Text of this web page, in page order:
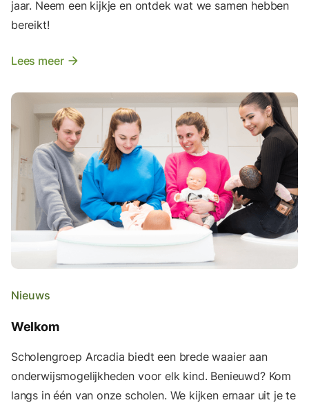
jaar. Neem een kijkje en ontdek wat we samen hebben
bereikt!
Lees meer arrow_forward
Nieuws
Welkom
Scholengroep Arcadia biedt een brede waaier aan
onderwijsmogelijkheden voor elk kind. Benieuwd? Kom
langs in één van onze scholen. We kijken ernaar uit je te